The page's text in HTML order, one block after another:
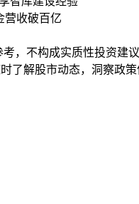
营收破百亿
，不构成实质性投资建
了解股市动态，洞察政策